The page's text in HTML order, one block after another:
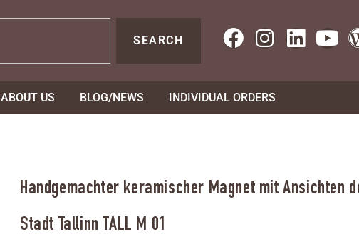
SEARCH
ABOUT US BLOG/NEWS INDIVIDUAL ORDERS
Handgemachter keramischer Magnet mit Ansichten
Stadt Tallinn TALL M 01